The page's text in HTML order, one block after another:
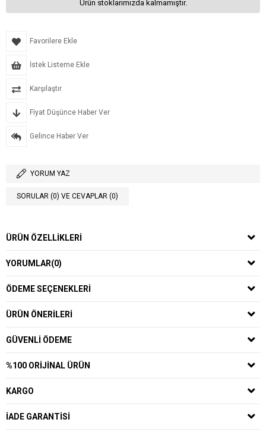
Ürün stoklarımızda kalmamıştır.
Favorilere Ekle
İstek Listeme Ekle
Karşılaştır
Fiyat Düşünce Haber Ver
Gelince Haber Ver
YORUM YAZ
SORULAR (0) VE CEVAPLAR (0)
ÜRÜN ÖZELLIKLERI
YORUMLAR(0)
ÖDEME SEÇENEKLERI
ÜRÜN ÖNERILERI
GÜVENLI ÖDEME
%100 ORIJINAL ÜRÜN
KARGO
İADE GARANTISI